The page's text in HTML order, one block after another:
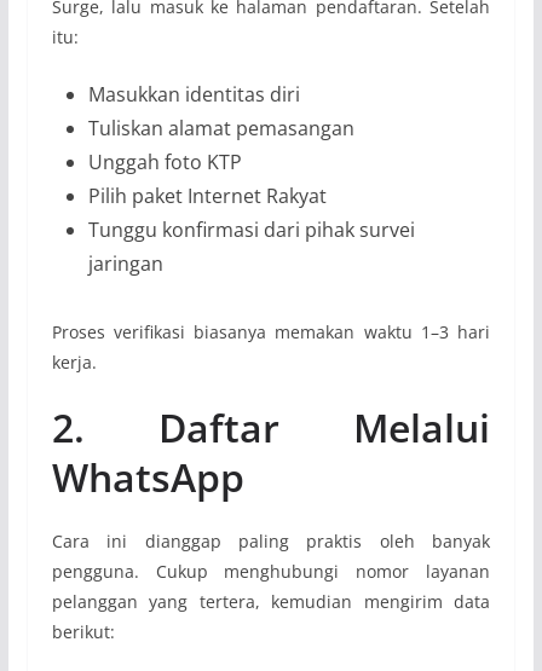
Surge, lalu masuk ke halaman pendaftaran. Setelah
itu:
Masukkan identitas diri
Tuliskan alamat pemasangan
Unggah foto KTP
Pilih paket Internet Rakyat
Tunggu konfirmasi dari pihak survei
jaringan
Proses verifikasi biasanya memakan waktu 1–3 hari
kerja.
2. Daftar Melalui
WhatsApp
Cara ini dianggap paling praktis oleh banyak
pengguna. Cukup menghubungi nomor layanan
pelanggan yang tertera, kemudian mengirim data
berikut: